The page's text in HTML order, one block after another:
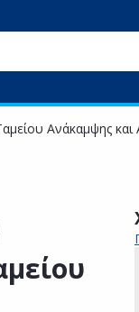
Ανάκαμψης και